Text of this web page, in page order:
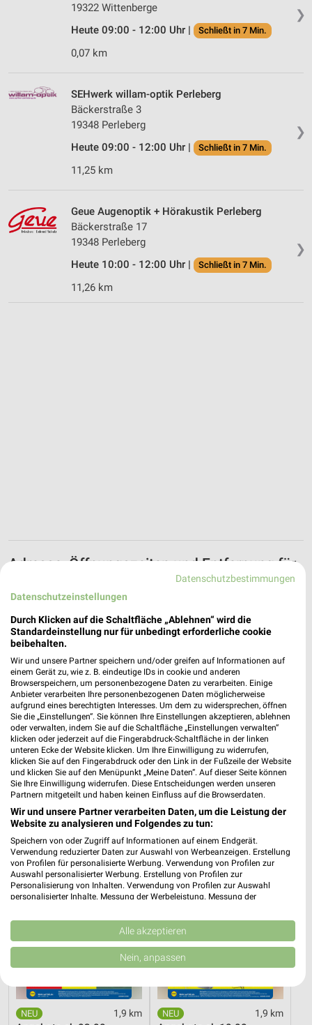
❯
19322 Wittenberge
Heute 09:00 - 12:00 Uhr |
Schließt in 7 Min.
0,07 km
❯
SEHwerk willam-optik Perleberg
Bäckerstraße 3
19348 Perleberg
Heute 09:00 - 12:00 Uhr |
Schließt in 7 Min.
11,25 km
❯
Geue Augenoptik + Hörakustik Perleberg
Bäckerstraße 17
19348 Perleberg
Heute 10:00 - 12:00 Uhr |
Schließt in 7 Min.
11,26 km
Adresse, Öffnungszeiten und Entfernung für
die Augenblicke Filiale in Wittenberge
Augenblicke Filiale in Wittenberge. Den schnellsten Weg zu
Deiner Lieblingsfiliale kannst Du über die Routen-Funktion
finden. Wenn Du auf der Suche nach aktuellen Schnäppchen von
Augenblicke bist, dann schau doch mal in die aktuellen
Prospekte und Angebote. Da ist sicher etwas passendes für
Dich dabei.
Aktuelle Prospekte für Wittenberge und
Umgebung
15 Prospekte
Lidl
1,9 km
Lidl
1,9 km
Datenschutzbestimmungen
Datenschutzeinstellungen
Durch Klicken auf die Schaltfläche „Ablehnen“ wird die
Standardeinstellung nur für unbedingt erforderliche cookie
beibehalten.
Wir und unsere Partner speichern und/oder greifen auf Informationen auf
einem Gerät zu, wie z. B. eindeutige IDs in cookie und anderen
Browserspeichern, um personenbezogene Daten zu verarbeiten. Einige
Anbieter verarbeiten Ihre personenbezogenen Daten möglicherweise
aufgrund eines berechtigten Interesses. Um dem zu widersprechen, öffnen
Sie die „Einstellungen“. Sie können Ihre Einstellungen akzeptieren, ablehnen
oder verwalten, indem Sie auf die Schaltfläche „Einstellungen verwalten“
klicken oder jederzeit auf die Fingerabdruck-Schaltfläche in der linken
unteren Ecke der Website klicken. Um Ihre Einwilligung zu widerrufen,
klicken Sie auf den Fingerabdruck oder den Link in der Fußzeile der Website
und klicken Sie auf den Menüpunkt „Meine Daten“. Auf dieser Seite können
Sie Ihre Einwilligung widerrufen. Diese Entscheidungen werden unseren
Partnern mitgeteilt und haben keinen Einfluss auf die Browserdaten.
Wir und unsere Partner verarbeiten Daten, um die Leistung der
Website zu analysieren und Folgendes zu tun:
Speichern von oder Zugriff auf Informationen auf einem Endgerät.
Verwendung reduzierter Daten zur Auswahl von Werbeanzeigen. Erstellung
von Profilen für personalisierte Werbung. Verwendung von Profilen zur
Auswahl personalisierter Werbung. Erstellung von Profilen zur
Personalisierung von Inhalten. Verwendung von Profilen zur Auswahl
personalisierter Inhalte. Messung der Werbeleistung. Messung der
Kombinationen von Daten aus verschiedenen Quellen. Entwicklung und
Verbesserung der Angebote. Verwendung reduzierter Daten zur Auswahl
von Inhalten.
Daten können außerhalb der Europäischen Union weitergegeben und in die
USA gesendet werden.
Website/App.
Partnerliste anzeigen (1 IAB-Anbieter)
Alle akzeptieren
Nein, anpassen